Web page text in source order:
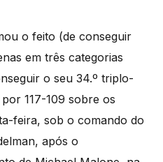
o feito (de conseguir
em três categorias
o seu 34.º triplo-
117-109 sobre os
feira, sob o comando do
após o